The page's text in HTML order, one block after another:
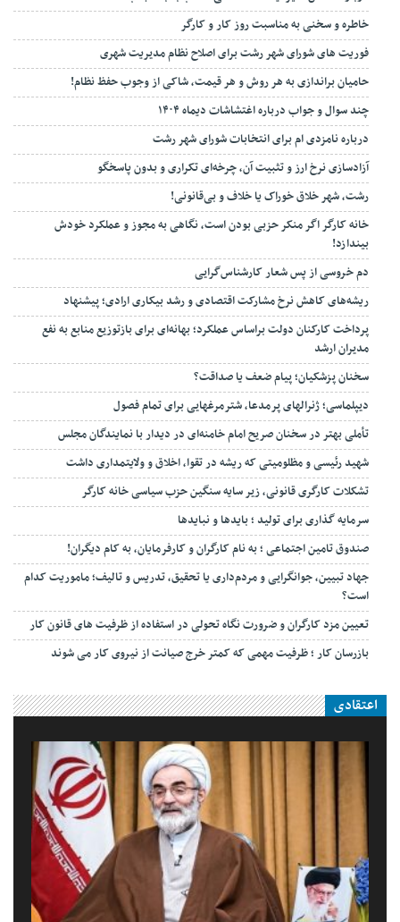
خاطره و سخنی به مناسبت روز کار و کارگر
فوریت های شورای شهر رشت برای اصلاح نظام مدیریت شهری
حامیان براندازی به هر روش و هر قیمت، شاکی از وجوب حفظ نظام!
چند سوال و جواب درباره اغتشاشات دیماه ۱۴۰۴
درباره نامزدی ام برای انتخابات شورای شهر رشت
آزادسازی نرخ ارز و تثبیت آن، چرخه‌ای تکراری و بدون پاسخگو
رشت، شهر خلاق خوراک یا خلاف و بی‌قانونی!
خانه کارگر اگر منکر حزبی بودن است، نگاهی به مجوز و عملکرد خودش
بیندازد!
دم خروسی از پس شعار کارشناس‌گرایی
ریشه‌های کاهش نرخ مشارکت اقتصادی و رشد بیکاری ارادی؛ پیشنهاد
پرداخت کارکنان دولت براساس عملکرد؛ بهانه‌ای برای بازتوزیع منابع به نفع
مدیران ارشد
سخنان پزشکیان؛ پیام ضعف یا صداقت؟
دیپلماسی؛ ژنرالهای پرمدعا، شترمرغهایی برای تمام فصول
تأملی بهتر در سخنان صریح امام خامنه‌ای در دیدار با نمایندگان مجلس
شهید رئیسی و مظلومیتی که ریشه در تقوا، اخلاق و ولایتمداری داشت
تشکلات کارگری قانونی، زیر سایه سنگین حزب سیاسی خانه کارگر
سرمایه گذاری برای تولید ؛ بایدها و نبایدها
صندوق تامین اجتماعی ؛ به نام کارگران و کارفرمایان، به کام دیگران!
جهاد تبیین، جوانگرایی و مردم‌داری یا تحقیق، تدریس و تالیف؛ ماموریت کدام
است؟
تعیین مزد کارگران و ضرورت نگاه تحولی در استفاده از ظرفیت های قانون کار
بازرسان کار ؛ ظرفیت مهمی که کمتر خرج صیانت از نیروی کار می شوند
اعتقادی